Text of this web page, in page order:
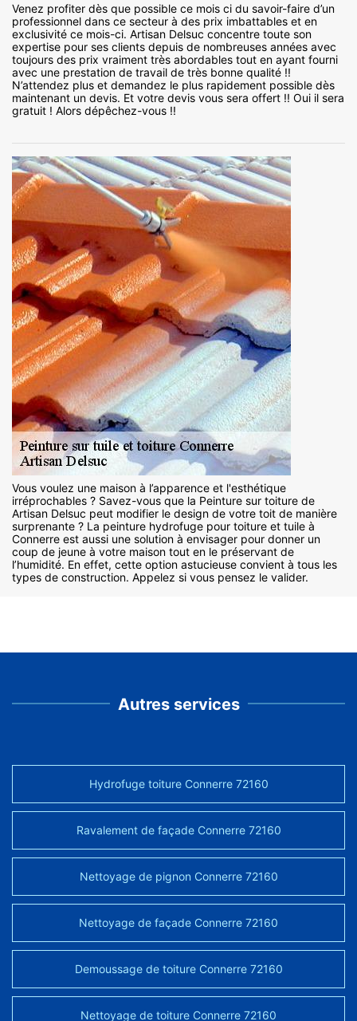
Venez profiter dès que possible ce mois ci du savoir-faire d’un
professionnel dans ce secteur à des prix imbattables et en
exclusivité ce mois-ci. Artisan Delsuc concentre toute son
expertise pour ses clients depuis de nombreuses années avec
toujours des prix vraiment très abordables tout en ayant fourni
avec une prestation de travail de très bonne qualité !!
N’attendez plus et demandez le plus rapidement possible dès
maintenant un devis. Et votre devis vous sera offert !! Oui il sera
gratuit ! Alors dépêchez-vous !!
Vous voulez une maison à l’apparence et l'esthétique
irréprochables ? Savez-vous que la Peinture sur toiture de
Artisan Delsuc peut modifier le design de votre toit de manière
surprenante ? La peinture hydrofuge pour toiture et tuile à
Connerre est aussi une solution à envisager pour donner un
coup de jeune à votre maison tout en le préservant de
l’humidité. En effet, cette option astucieuse convient à tous les
types de construction. Appelez si vous pensez le valider.
Autres services
Hydrofuge toiture Connerre 72160
Ravalement de façade Connerre 72160
Nettoyage de pignon Connerre 72160
Nettoyage de façade Connerre 72160
Demoussage de toiture Connerre 72160
Nettoyage de toiture Connerre 72160